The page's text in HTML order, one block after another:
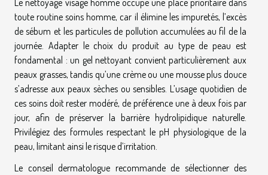
toute routine soins homme, car il élimine les impuretés, l’excès
de sébum et les particules de pollution accumulées au fil de la
journée. Adapter le choix du produit au type de peau est
fondamental : un gel nettoyant convient particulièrement aux
peaux grasses, tandis qu’une crème ou une mousse plus douce
s’adresse aux peaux sèches ou sensibles. L’usage quotidien de
ces soins doit rester modéré, de préférence une à deux fois par
jour, afin de préserver la barrière hydrolipidique naturelle.
Privilégiez des formules respectant le pH physiologique de la
peau, limitant ainsi le risque d’irritation.
Le conseil dermatologue recommande de sélectionner des